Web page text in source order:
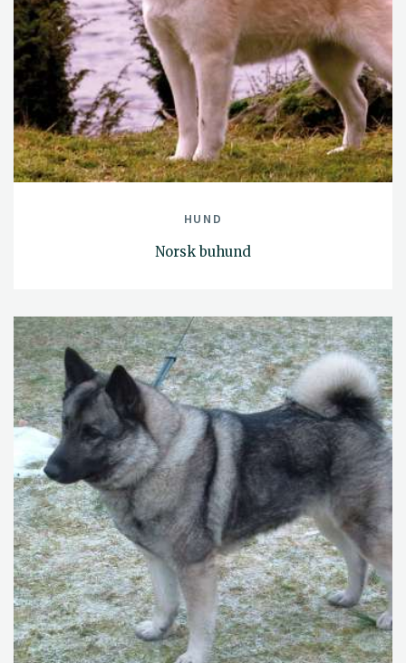
HUND
Norsk buhund